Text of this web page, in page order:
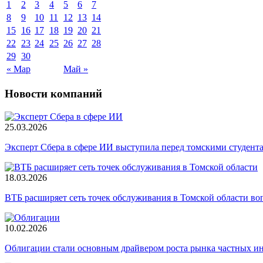
« Мар Май »
1 2 3 4 5 6
7
8
9 10 11 12 13 14
15 16 17 18 19 20 21
22 23 24 25 26 27 28
29 30
Новости компаний
25.03.2026
Эксперт Сбера в сфере ИИ выступила перед томскими
18.03.2026
ВТБ расширяет сеть точек обслуживания в Томской области
10.02.2026
Облигации стали основным драйвером роста рынка частных